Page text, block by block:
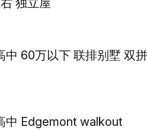
独立屋
中 60万以下 联排别墅 双
中 Edgemont walkout